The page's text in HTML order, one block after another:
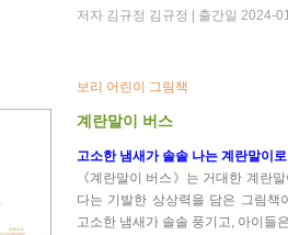
저자 김규정 김규정 | 출간일 2024-
보리 어린이 그림책
계란말이 버스
고소한 냄새가 솔솔 나는 계란말이
《계란말이 버스》는 거대한 계란
다는 기발한 상상력을 담은 그림책
고소한 냄새가 솔솔 풍기고, 아이들